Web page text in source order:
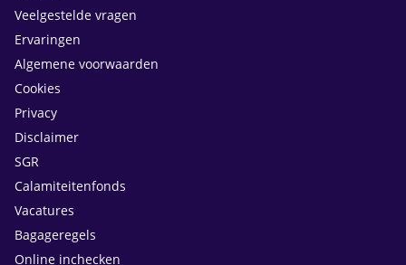
Veelgestelde vragen
Ervaringen
Algemene voorwaarden
Cookies
Privacy
Disclaimer
SGR
Calamiteitenfonds
Vacatures
Bagageregels
Online inchecken